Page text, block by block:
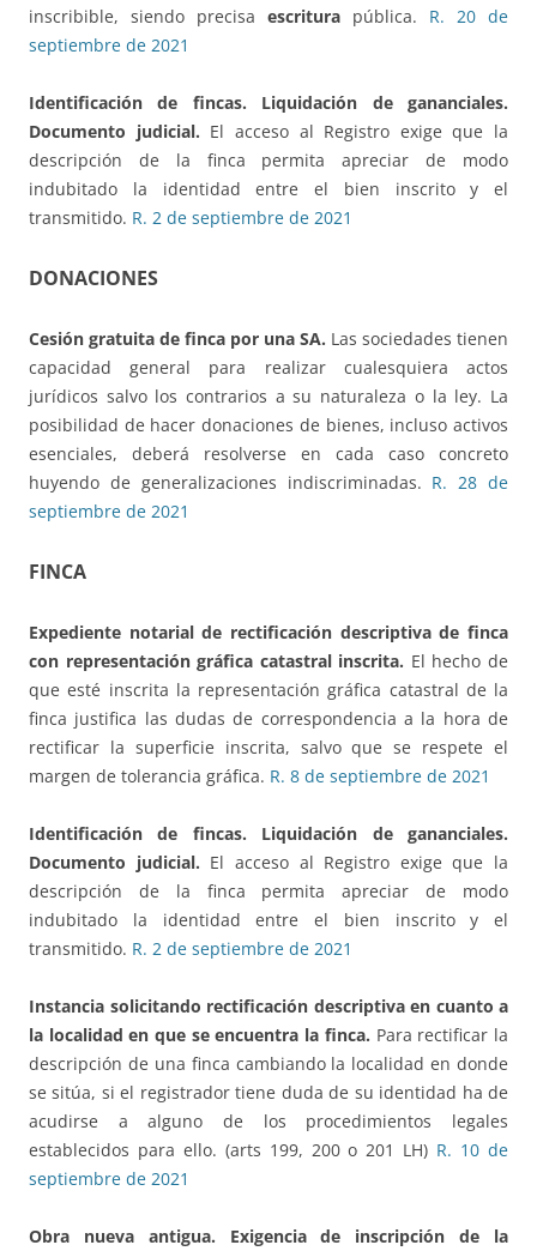
inscribible, siendo precisa escritura pública. R. 20 de
septiembre de 2021
Identificación de fincas. Liquidación de gananciales.
Documento judicial. El acceso al Registro exige que la
descripción de la finca permita apreciar de modo
indubitado la identidad entre el bien inscrito y el
transmitido. R. 2 de septiembre de 2021
DONACIONES
Cesión gratuita de finca por una SA. Las sociedades tienen
capacidad general para realizar cualesquiera actos
jurídicos salvo los contrarios a su naturaleza o la ley. La
posibilidad de hacer donaciones de bienes, incluso activos
esenciales, deberá resolverse en cada caso concreto
huyendo de generalizaciones indiscriminadas. R. 28 de
septiembre de 2021
FINCA
Expediente notarial de rectificación descriptivade finca
con representación gráfica catastral inscrita. El hecho de
que esté inscrita la representación gráfica catastral de la
finca justifica las dudas de correspondencia a la hora de
rectificar la superficie inscrita, salvo que se respete el
margen de tolerancia gráfica. R. 8 de septiembre de 2021
Identificación de fincas. Liquidación de gananciales.
Documento judicial. El acceso al Registro exige que la
descripción de la finca permita apreciar de modo
indubitado la identidad entre el bien inscrito y el
transmitido. R. 2 de septiembre de 2021
Instancia solicitando rectificación descriptiva en cuanto a
la localidad en que se encuentra la finca. Para rectificar la
descripción de una finca cambiando la localidad en donde
se sitúa, si el registrador tiene duda de su identidad ha de
acudirse a alguno de los procedimientos legales
establecidos para ello. (arts 199, 200 o 201 LH) R. 10 de
septiembre de 2021
Obra nueva antigua. Exigencia de inscripción de la